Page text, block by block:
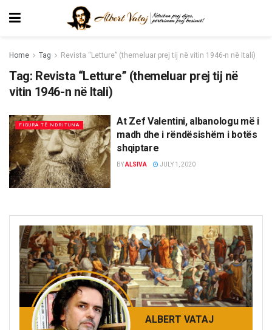
Home Tag Revista “Letture” (themeluar prej tij në vitin 1946-n në Itali)
Tag: Revista “Letture” (themeluar prej tij në
vitin 1946-n në Itali)
FIGURA TË NDRITUNA
At Zef Valentini, albanologu më i
madh dhe i rёndёsishёm i botës
shqiptare
BYALSIVA JULY 1, 2020
ALBERT VATAJ